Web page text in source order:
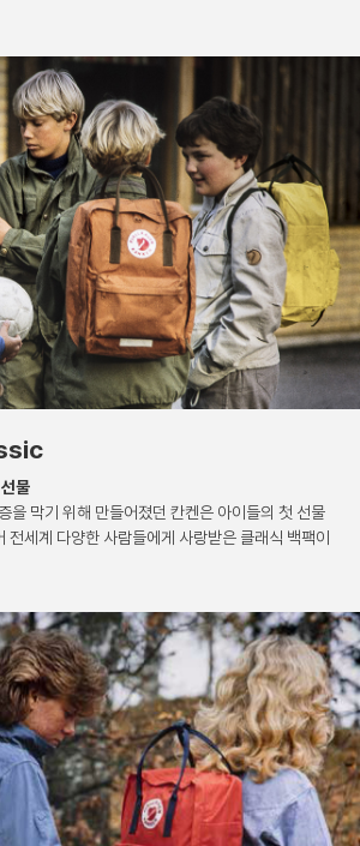
물
을 막기 위해 만들어졌던 칸켄은 아이들의 첫 선물
전세계 다양한 사람들에게 사랑받은 클래식 백팩이